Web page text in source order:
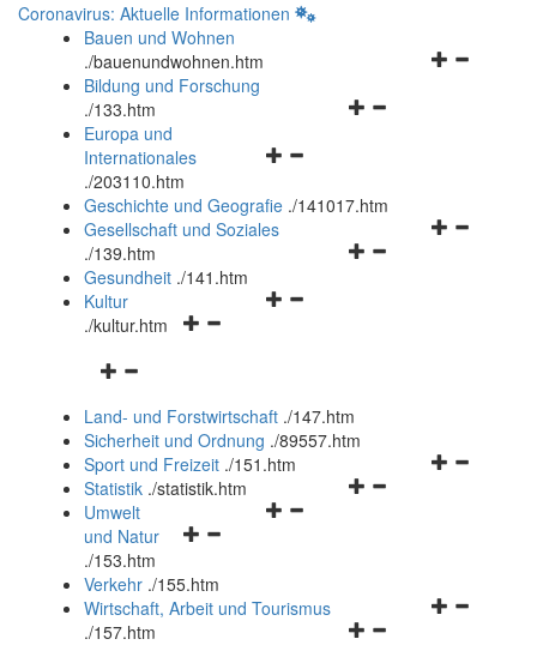
Coronavirus: Aktuelle Informationen
Bauen und Wohnen
./bauenundwohnen.htm
Navigationsmenü
Bildung und Forschung
./133.htm
Navigationsmenü
und
schließen
Europa und
Internationales
./203110.htm
Geschichte und Geografie ./141017.htm
Navigationsmenü
Gesellschaft und Soziales
./139.htm
Navigationsmenü
Gesundheit ./141.htm
Navigationsmenü
Kultur
./kultur.htm
Navigationsmenü
und
schließen
Land- und Forstwirtschaft ./147.htm
Sicherheit und Ordnung ./89557.htm
Navigationsmenü
Sport und Freizeit ./151.htm
Navigationsmenü
Statistik ./statistik.htm
Navigationsmenü
und
schließen
Umwelt
und Natur
./153.htm
Verkehr ./155.htm
Navigationsmenü
Wirtschaft, Arbeit und Tourismus
./157.htm